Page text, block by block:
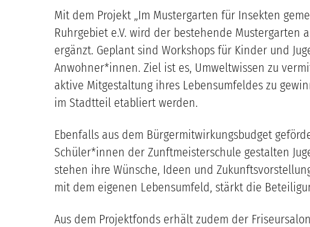
Mit dem Projekt „Im Mustergarten für Insekten
Ruhrgebiet e.V. wird der bestehende
ergänzt. Geplant sind Workshops für Kinder und
Anwohner*innen. Ziel ist es, Umweltwissen zu
aktive Mitgestaltung ihres Lebensumfeldes zu
im Stadtteil etabliert werden.
Ebenfalls aus dem Bürgermitwirkungsbudget
Schüler*innen der Zunftmeisterschule gestalten
stehen ihre Wünsche, Ideen und
mit dem eigenen Lebensumfeld, stärkt die
Aus dem Projektfonds erhält zudem der